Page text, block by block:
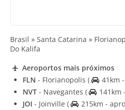
Brasil » Santa Catarina »
Do Kalifa
Aeroportos mais próximos
FLN - Florianopolis (
41km
NVT - Navegantes (
141km
JOI - Joinville (
215km -